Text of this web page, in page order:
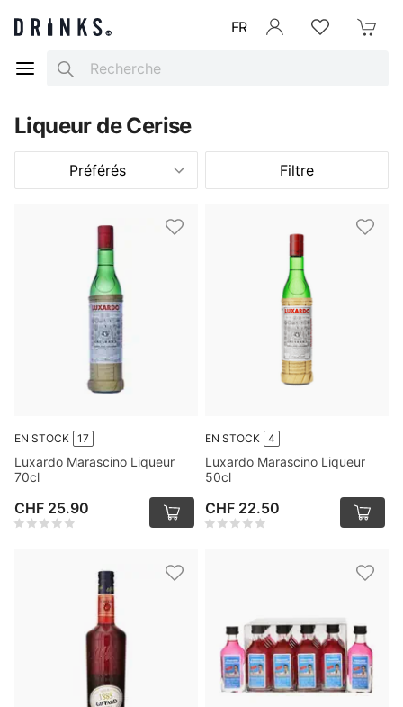
FR
Search
Liqueur de Cerise
Préférés Filtre
EN STOCK 17
Luxardo Marascino Liqueur
70cl
CHF 25.90
EN STOCK 4
Luxardo Marascino Liqueur
50cl
CHF 22.50